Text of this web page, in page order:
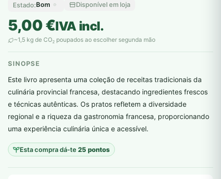
Estado:Bom Disponível em loja
5,00€IVA incl.
~1,5 kg de CO2 poupados ao escolher segunda mão
SINOPSE
Este livro apresenta uma coleção de receitas tradicionais da
culinária provincial francesa, destacando ingredientes frescos
e técnicas autênticas. Os pratos refletem a diversidade
regional e a riqueza da gastronomia francesa, proporcionando
uma experiência culinária única e acessível.
Esta compra dá-te25 pontos